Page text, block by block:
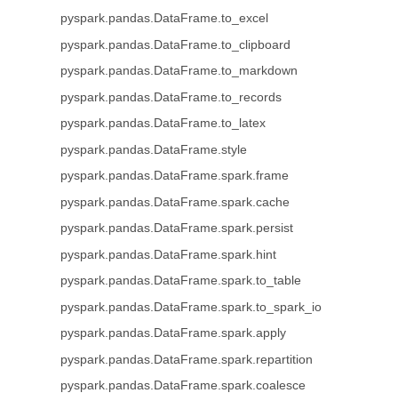
pyspark.pandas.DataFrame.to_excel
pyspark.pandas.DataFrame.to_clipboard
pyspark.pandas.DataFrame.to_markdown
pyspark.pandas.DataFrame.to_records
pyspark.pandas.DataFrame.to_latex
pyspark.pandas.DataFrame.style
pyspark.pandas.DataFrame.spark.frame
pyspark.pandas.DataFrame.spark.cache
pyspark.pandas.DataFrame.spark.persist
pyspark.pandas.DataFrame.spark.hint
pyspark.pandas.DataFrame.spark.to_table
pyspark.pandas.DataFrame.spark.to_spark_io
pyspark.pandas.DataFrame.spark.apply
pyspark.pandas.DataFrame.spark.repartition
pyspark.pandas.DataFrame.spark.coalesce